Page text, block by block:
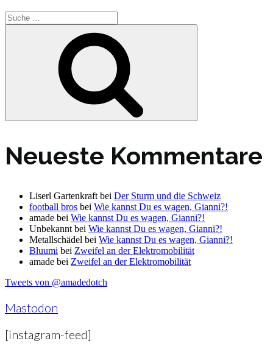
Suche
nach:
Neueste Kommentare
Liserl Gartenkraft bei Der Sturm und die Schweiz
football bros bei Wie kannst Du es wagen, Gianni?!
amade bei Wie kannst Du es wagen, Gianni?!
Unbekannt bei Wie kannst Du es wagen, Gianni?!
Metallschädel bei Wie kannst Du es wagen, Gianni?!
Bluumi bei Zweifel an der Elektromobilität
amade bei Zweifel an der Elektromobilität
Tweets von @amadedotch
Mastodon
[instagram-feed]